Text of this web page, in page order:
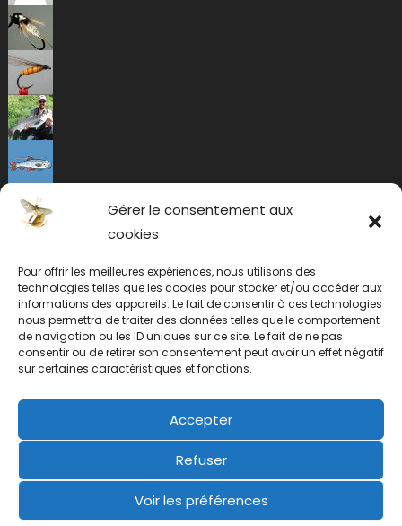
Gérer le consentement aux
cookies
Pour offrir les meilleures expériences, nous utilisons des
technologies telles que les cookies pour stocker et/ou accéder aux
informations des appareils. Le fait de consentir à ces technologies
nous permettra de traiter des données telles que le comportement
de navigation ou les ID uniques sur ce site. Le fait de ne pas
consentir ou de retirer son consentement peut avoir un effet négatif
sur certaines caractéristiques et fonctions.
Accepter
Refuser
Voir les préférences